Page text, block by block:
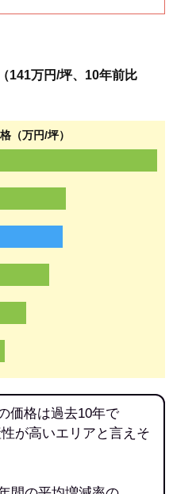
141万円/坪、10年前比
（万円/坪）
価格は過去10年で
が高いエリアと言えそ